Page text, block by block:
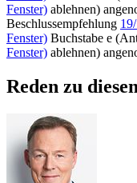
Fenster) ablehnen)
Beschlussempfehlung
Fenster) Buchstabe e
Fenster) ablehnen)
Reden zu